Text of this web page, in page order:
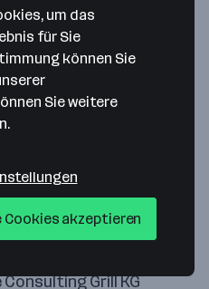
Cookie-
diese Karte
Grill KG
um das
für Sie
können Sie
Sie weitere
Cookies akzeptieren